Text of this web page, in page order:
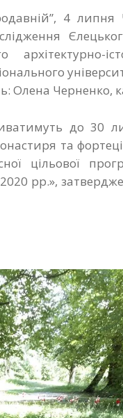
4 липня
архітектурно-
Олена Черненко,
до 30
та
цільової
рр.»,